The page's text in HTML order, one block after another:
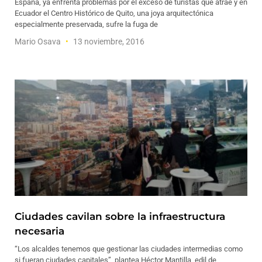
España, ya enfrenta problemas por el exceso de turistas que atrae y en
Ecuador el Centro Histórico de Quito, una joya arquitectónica
especialmente preservada, sufre la fuga de
Mario Osava 13 noviembre, 2016
Ciudades cavilan sobre la infraestructura
necesaria
“Los alcaldes tenemos que gestionar las ciudades intermedias como
si fueran ciudades capitales”, plantea Héctor Mantilla, edil de